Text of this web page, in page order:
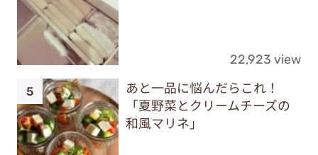
22,923 view
あと一品に悩んだらこれ！
「夏野菜とクリームチーズの
和風マリネ」